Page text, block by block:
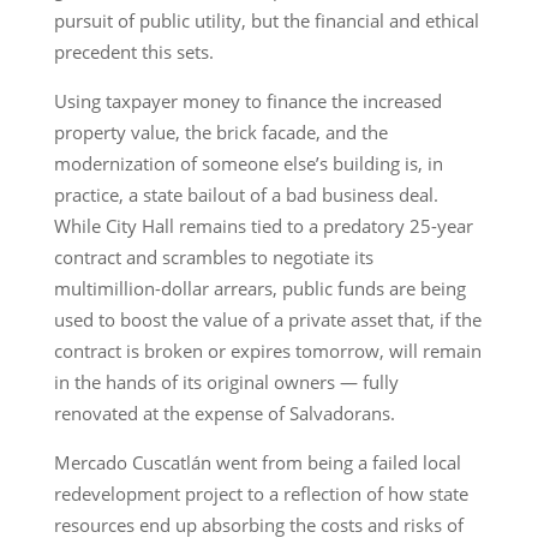
pursuit of public utility, but the financial and ethical
precedent this sets.
Using taxpayer money to finance the increased
property value, the brick facade, and the
modernization of someone else’s building is, in
practice, a state bailout of a bad business deal.
While City Hall remains tied to a predatory 25-year
contract and scrambles to negotiate its
multimillion-dollar arrears, public funds are being
used to boost the value of a private asset that, if the
contract is broken or expires tomorrow, will remain
in the hands of its original owners — fully
renovated at the expense of Salvadorans.
Mercado Cuscatlán went from being a failed local
redevelopment project to a reflection of how state
resources end up absorbing the costs and risks of